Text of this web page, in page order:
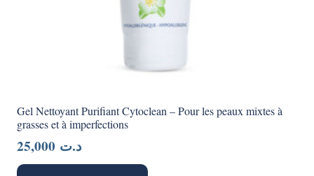
Gel Nettoyant Purifiant Cytoclean – Pour les peaux mixtes à
grasses et à imperfections
د.ت